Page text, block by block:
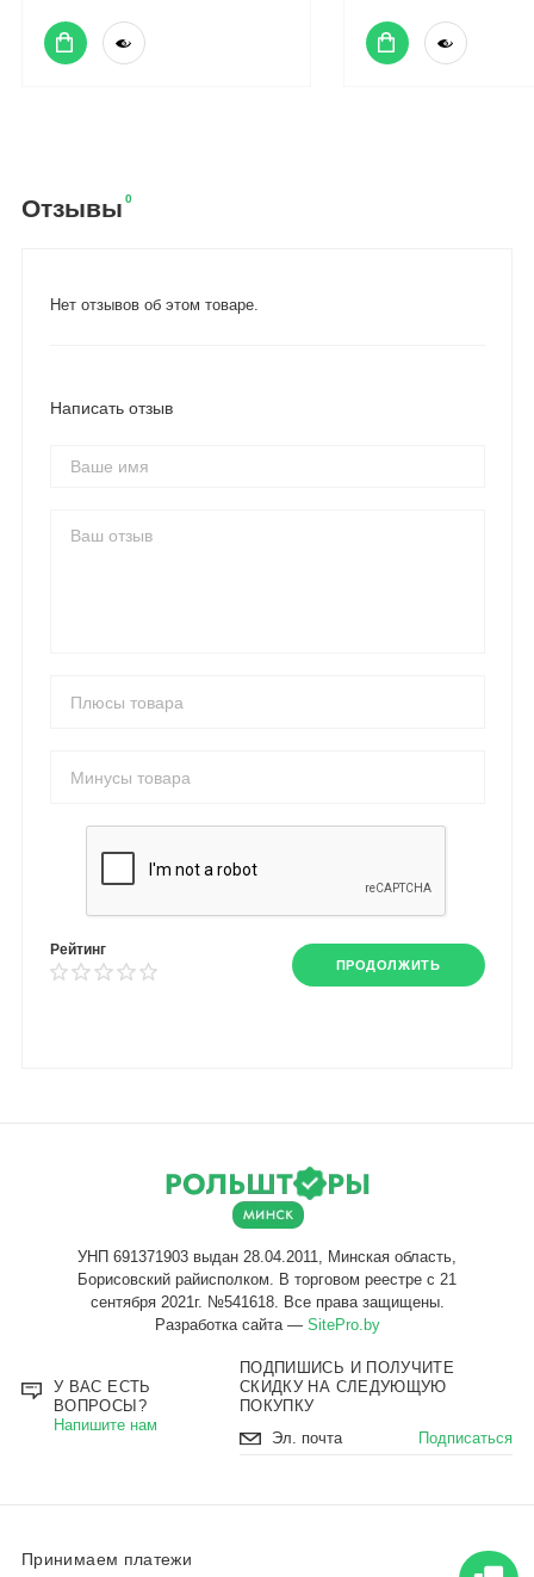
Отзывы 0
Нет отзывов об этом товаре.
Написать отзыв
Рейтинг
ПРОДОЛЖИТЬ
Разработка сайта — SitePro.by